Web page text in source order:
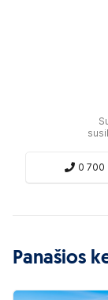
0 700
Panašios